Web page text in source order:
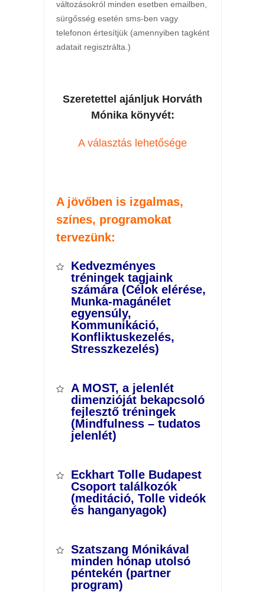
változásokról minden esetben emailben,
sürgősség esetén sms-ben vagy
telefonon értesítjük (amennyiben tagként
adatait regisztrálta.)
Szeretettel ajánljuk Horváth
Mónika könyvét:
A választás lehetősége
A jövőben is izgalmas,
színes, programokat
tervezünk:
Kedvezményes
tréningek tagjaink
számára (Célok elérése,
Munka-magánélet
egyensúly,
Kommunikáció,
Konfliktuskezelés,
Stresszkezelés)
A MOST, a jelenlét
dimenzióját bekapcsoló
fejlesztő tréningek
(Mindfulness – tudatos
jelenlét)
Eckhart Tolle Budapest
Csoport találkozók
(meditáció, Tolle videók
és hanganyagok)
Szatszang Mónikával
minden hónap utolsó
péntekén (partner
program)